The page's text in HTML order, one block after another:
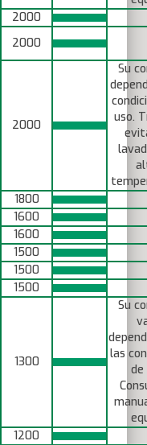
2000
2000
2000
Su
uso.
1800
1600
1600
1500
1500
1500
1300
Su
las
de
1200